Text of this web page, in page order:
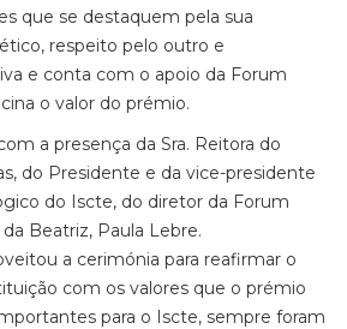
que se destaquem pela sua
respeito pelo outro e
e conta com o apoio da Forum
o valor do prémio.
a presença da Sra. Reitora do
do Presidente e da vice-presidente
do Iscte, do diretor da Forum
Beatriz, Paula Lebre.
a cerimónia para reafirmar o
com os valores que o prémio
para o Iscte, sempre foram